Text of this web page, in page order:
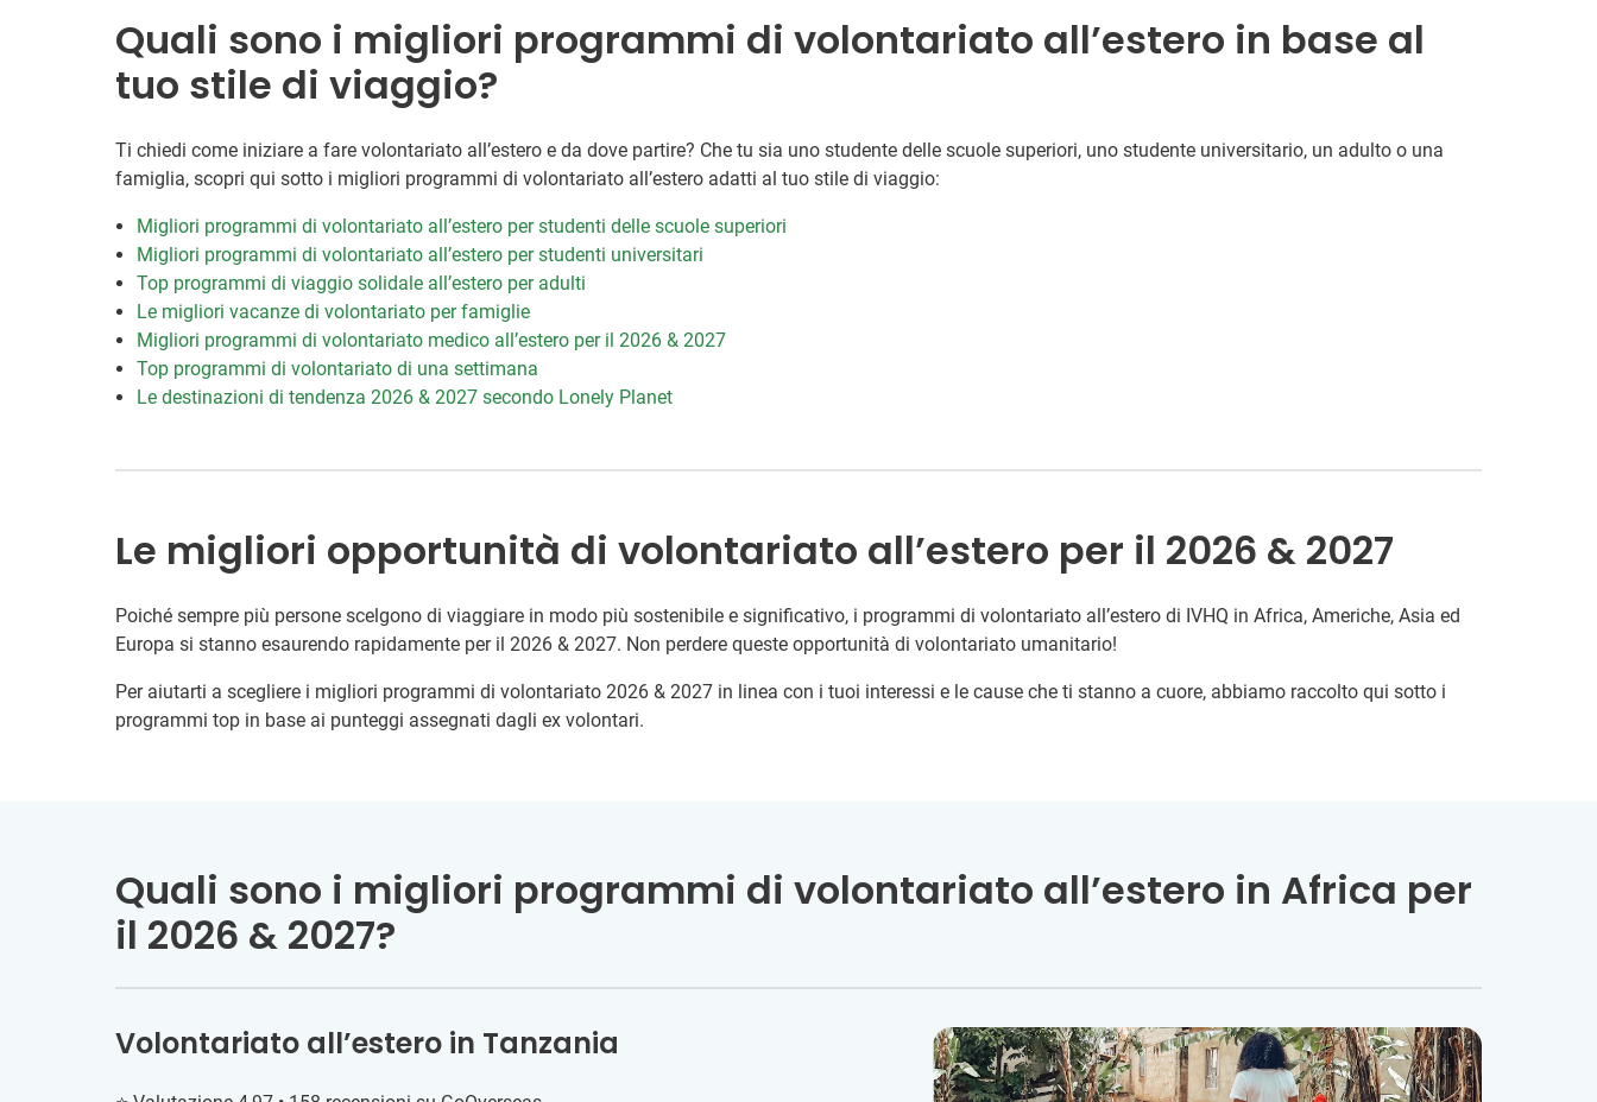
Quali sono i migliori programmi di volontariato all’estero in base al
tuo stile di viaggio?
Ti chiedi come iniziare a fare volontariato all’estero e da dove partire? Che tu sia uno studente delle scuole superiori, uno studente universitario, un adulto o una
famiglia, scopri qui sotto i migliori programmi di volontariato all’estero adatti al tuo stile di viaggio:
Migliori programmi di volontariato all’estero per studenti delle scuole superiori
Migliori programmi di volontariato all’estero per studenti universitari
Top programmi di viaggio solidale all’estero per adulti
Le migliori vacanze di volontariato per famiglie
Migliori programmi di volontariato medico all’estero per il 2026 & 2027
Top programmi di volontariato di una settimana
Le destinazioni di tendenza 2026 & 2027 secondo Lonely Planet
Le migliori opportunità di volontariato all’estero per il 2026 & 2027
Poiché sempre più persone scelgono di viaggiare in modo più sostenibile e significativo, i programmi di volontariato all’estero di IVHQ in Africa, Americhe, Asia ed
Europa si stanno esaurendo rapidamente per il 2026 & 2027. Non perdere queste opportunità di volontariato umanitario!
Per aiutarti a scegliere i migliori programmi di volontariato 2026 & 2027 in linea con i tuoi interessi e le cause che ti stanno a cuore, abbiamo raccolto qui sotto i
programmi top in base ai punteggi assegnati dagli ex volontari.
Quali sono i migliori programmi di volontariato all’estero in Africa per
il 2026 & 2027?
Volontariato all’estero in Tanzania